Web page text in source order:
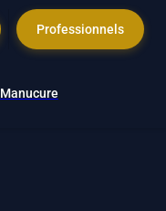
Professionnels
Manucure